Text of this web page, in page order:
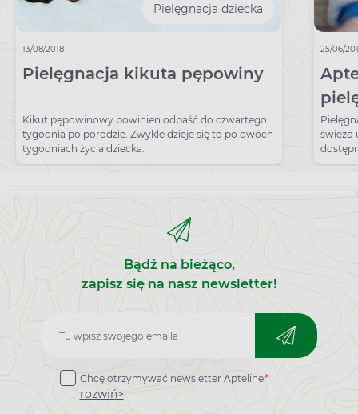
Pielęgnacja dziecka
13/08/2018
Pielęgnacja kikuta pępowiny
Kikut pępowinowy powinien odpaść do czwartego
tygodnia po porodzie. Zwykle dzieje się to po dwóch
tygodniach życia dziecka.
25/06/
świeżo
Bądź na bieżąco,
zapisz się na nasz newsletter!
Zapisz
do
newslettera
Chcę otrzymywać newsletter Apteline*
rozwiń>